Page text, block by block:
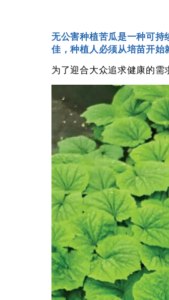
无公害种植苦瓜是一种可
佳，种植人必须从培苗开始
为了迎合大众追求健康的需